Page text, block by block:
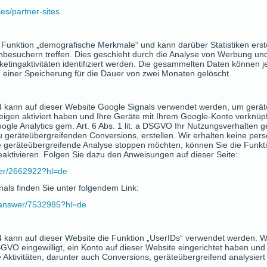
partner-sites
„demografische Merkmale“ und kann darüber Statistiken
treffen. Dies geschieht durch die Analyse von Werbung
identifiziert werden. Die gesammelten Daten können
Speicherung für die Dauer von zwei Monaten gelöscht.
kann auf dieser Website Google Signals verwendet werden, um
aktiviert haben und Ihre Geräte mit Ihrem Google-Konto
Analytics gem. Art. 6 Abs. 1 lit. a DSGVO Ihr Nutzungsverhalten
Conversions, erstellen. Wir erhalten keine
Analyse stoppen möchten, können Sie die
Folgen Sie dazu den Anweisungen auf dieser Seite:
2662922?hl=de
finden Sie unter folgendem Link:
7532985?hl=de
auf dieser Website die Funktion „UserIDs“ verwendet werden.
eingewilligt, ein Konto auf dieser Website eingerichtet haben
darunter auch Conversions, geräteübergreifend